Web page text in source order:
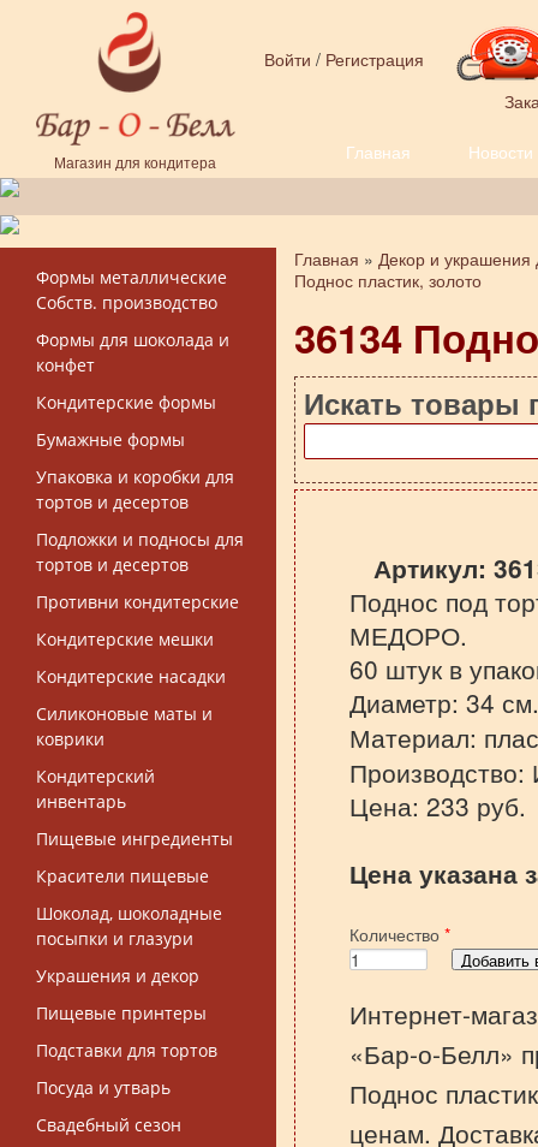
Перейти к основному содержанию
Магазин для кондитера
Войти / Регистрация
Главная Новости
Форма поиска
Формы металлические
Собств. производство
Формы для шоколада и
конфет
Кондитерские формы
Бумажные формы
Упаковка и коробки для
тортов и десертов
Подложки и подносы для
тортов и десертов
Противни кондитерские
Кондитерские мешки
Кондитерские насадки
Силиконовые маты и
коврики
Кондитерский
инвентарь
Пищевые ингредиенты
Красители пищевые
Шоколад, шоколадные
посыпки и глазури
Украшения и декор
Пищевые принтеры
Подставки для тортов
Посуда и утварь
Свадебный сезон
Вы здесь
Главная » Декор и украшения
Поднос пластик, золото
36134
Искать товары
Артикул:
Поднос под
МЕДОРО.
60 штук в
Диаметр: 34 см.
Материал:
Производство:
Цена: 233 руб.
Цена указана
Количество *
Интернет-
«Бар-о-Белл»
Поднос
ценам.